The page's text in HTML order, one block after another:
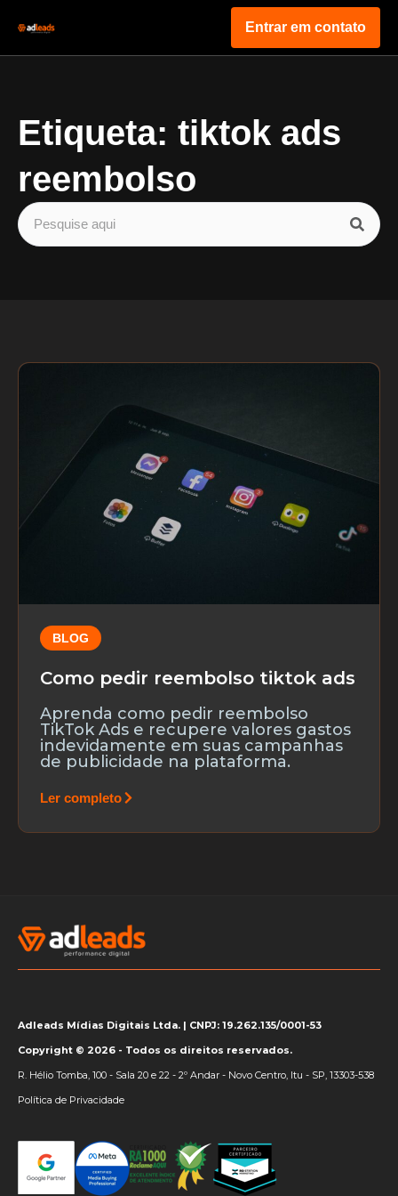
Entrar em contato
Etiqueta: tiktok ads
reembolso
BLOG
Como pedir reembolso tiktok ads
Aprenda como pedir reembolso
TikTok Ads e recupere valores gastos
indevidamente em suas campanhas
de publicidade na plataforma.
Ler completo
Adleads Mídias Digitais Ltda. | CNPJ: 19.262.135/0001-53
Copyright © 2026 - Todos os direitos reservados.
R. Hélio Tomba, 100 - Sala 20 e 22 - 2º Andar - Novo Centro, Itu - SP, 13303-538
Política de Privacidade